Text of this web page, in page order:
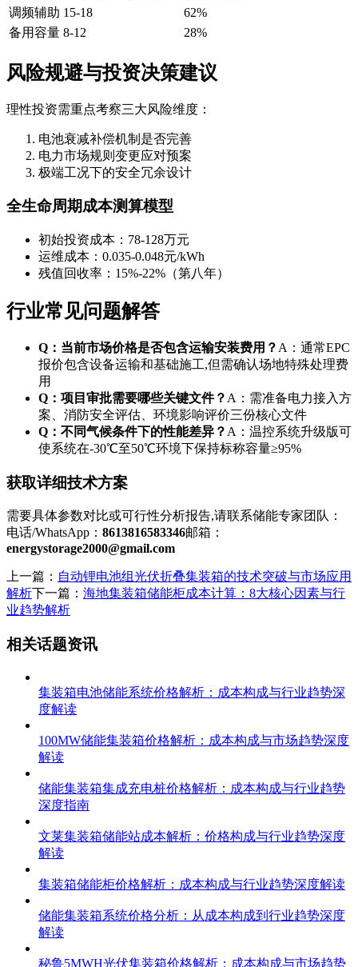
调频辅助 15-18
62%
备用容量 8-12 28%
风险规避与投资决策建议
理性投资需重点考察三大风险维度：
电池衰减补偿机制是否完善
电力市场规则变更应对预案
极端工况下的安全冗余设计
全生命周期成本测算模型
初始投资成本：78-128万元
运维成本：0.035-0.048元/kWh
残值回收率：15%-22%（第八年）
行业常见问题解答
Q：当前市场价格是否包含运输安装费用？ A：通常EPC
报价包含设备运输和基础施工,但需确认场地特殊处理费
用
Q：项目审批需要哪些关键文件？ A：需准备电力接入方
案、消防安全评估、环境影响评价三份核心文件
Q：不同气候条件下的性能差异？ A：温控系统升级版可
使系统在-30℃至50℃环境下保持标称容量≥95%
获取详细技术方案
需要具体参数对比或可行性分析报告,请联系储能专家团队：
电话/WhatsApp： 8613816583346邮箱：
energystorage2000@gmail.com
上一篇： 自动锂电池组光伏折叠集装箱的技术突破与市场应用
解析下一篇： 海地集装箱储能柜成本计算：8大核心因素与行
业趋势解析
相关话题资讯
集装箱电池储能系统价格解析：成本构成与行业趋势深
度解读
100MW储能集装箱价格解析：成本构成与市场趋势深度
解读
储能集装箱集成充电桩价格解析：成本构成与行业趋势
深度指南
文莱集装箱储能站成本解析：价格构成与行业趋势深度
解读
集装箱储能柜价格解析：成本构成与行业趋势深度解读
储能集装箱系统价格分析：从成本构成到行业趋势深度
解读
秘鲁5MWH光伏集装箱价格解析：成本构成与市场趋势